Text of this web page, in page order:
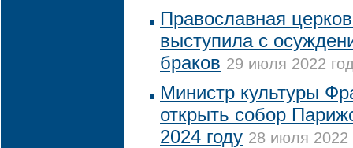
Православная
выступила с
браков 29 июля 2022
Министр культуры
открыть собор
2024 году 28 июля 2022